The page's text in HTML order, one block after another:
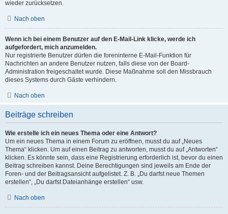
wieder zurücksetzen.
Nach oben
Wenn ich bei einem Benutzer auf den E-Mail-Link klicke, werde ich
aufgefordert, mich anzumelden.
Nur registrierte Benutzer dürfen die foreninterne E-Mail-Funktion für
Nachrichten an andere Benutzer nutzen, falls diese von der Board-
Administration freigeschaltet wurde. Diese Maßnahme soll den Missbrauch
dieses Systems durch Gäste verhindern.
Nach oben
Beiträge schreiben
Wie erstelle ich ein neues Thema oder eine Antwort?
Um ein neues Thema in einem Forum zu eröffnen, musst du auf „Neues
Thema“ klicken. Um auf einen Beitrag zu antworten, musst du auf „Antworten“
klicken. Es könnte sein, dass eine Registrierung erforderlich ist, bevor du einen
Beitrag schreiben kannst. Deine Berechtigungen sind jeweils am Ende der
Foren- und der Beitragsansicht aufgelistet. Z. B. „Du darfst neue Themen
erstellen“, „Du darfst Dateianhänge erstellen“ usw.
Nach oben